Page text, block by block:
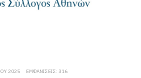
2025 ΕΜΦΑΝΊΣΕΙΣ: 316